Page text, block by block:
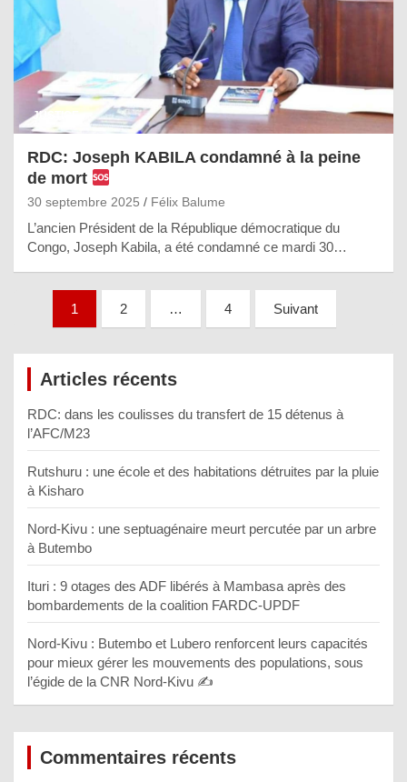
JUSTICE
RDC: Joseph KABILA condamné à la peine
de mort
30 septembre 2025 Félix Balume
L’ancien Président de la République démocratique du
Congo, Joseph Kabila, a été condamné ce mardi 30…
Pagination
publications
1 2 … 4 Suivant
Articles récents
RDC: dans les coulisses du transfert de 15 détenus à
l’AFC/M23
Rutshuru : une école et des habitations détruites par la pluie
à Kisharo
Nord-Kivu : une septuagénaire meurt percutée par un arbre
à Butembo
Ituri : 9 otages des ADF libérés à Mambasa après des
bombardements de la coalition FARDC-UPDF
Nord-Kivu : Butembo et Lubero renforcent leurs capacités
pour mieux gérer les mouvements des populations, sous
l’égide de la CNR Nord-Kivu ✍️
Commentaires récents